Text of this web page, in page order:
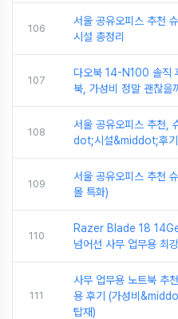
106
서울 공유오피스 추천
시설 총정리
107
다오북 14-N100 솔직
북, 가성비 정말 괜찮을
108
서울 공유오피스 추천,
dot;시설&middot;후기
109
서울 공유오피스 추천
몰 특화)
110
Razer Blade 18
넘어선 사무 업무용 최
111
사무 업무용 노트북 추
용 후기 (가성비
탑재)